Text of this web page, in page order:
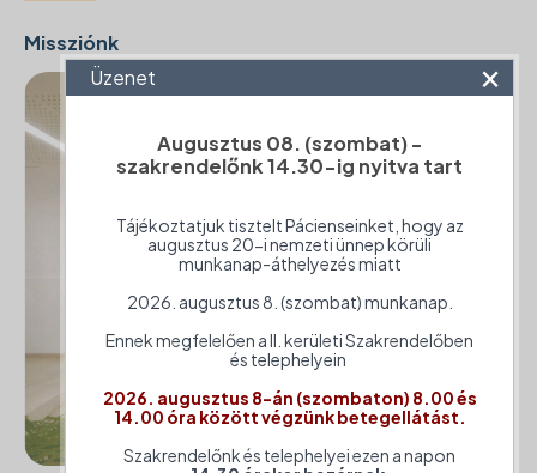
Missziónk
Üzenet ×
Augusztus 08. (szombat) -
szakrendelőnk 14.30-ig nyitva tart
Tájékoztatjuk tisztelt Pácienseinket, hogy az
augusztus 20-i nemzeti ünnep körüli
munkanap-áthelyezés miatt
2026. augusztus 8. (szombat) munkanap.
Ennek megfelelően a II. kerületi Szakrendelőben
és telephelyein
2026. augusztus 8-án (szombaton) 8.00 és
14.00 óra között végzünk betegellátást.
Szakrendelőnk és telephelyei ezen a napon